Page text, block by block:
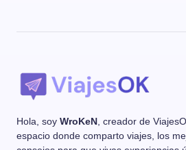
Hola, soy WroKeN , creador de
espacio donde comparto viajes, los